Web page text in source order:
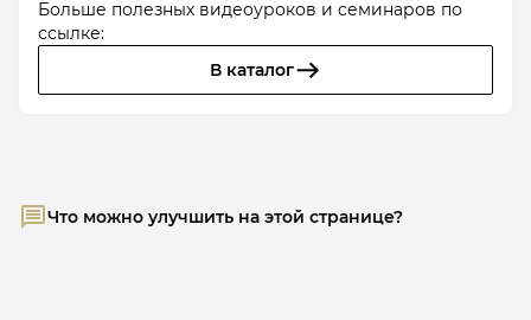
Больше полезных видеоуроков и семинаров по
ссылке:
В каталог
Что можно улучшить на этой странице?